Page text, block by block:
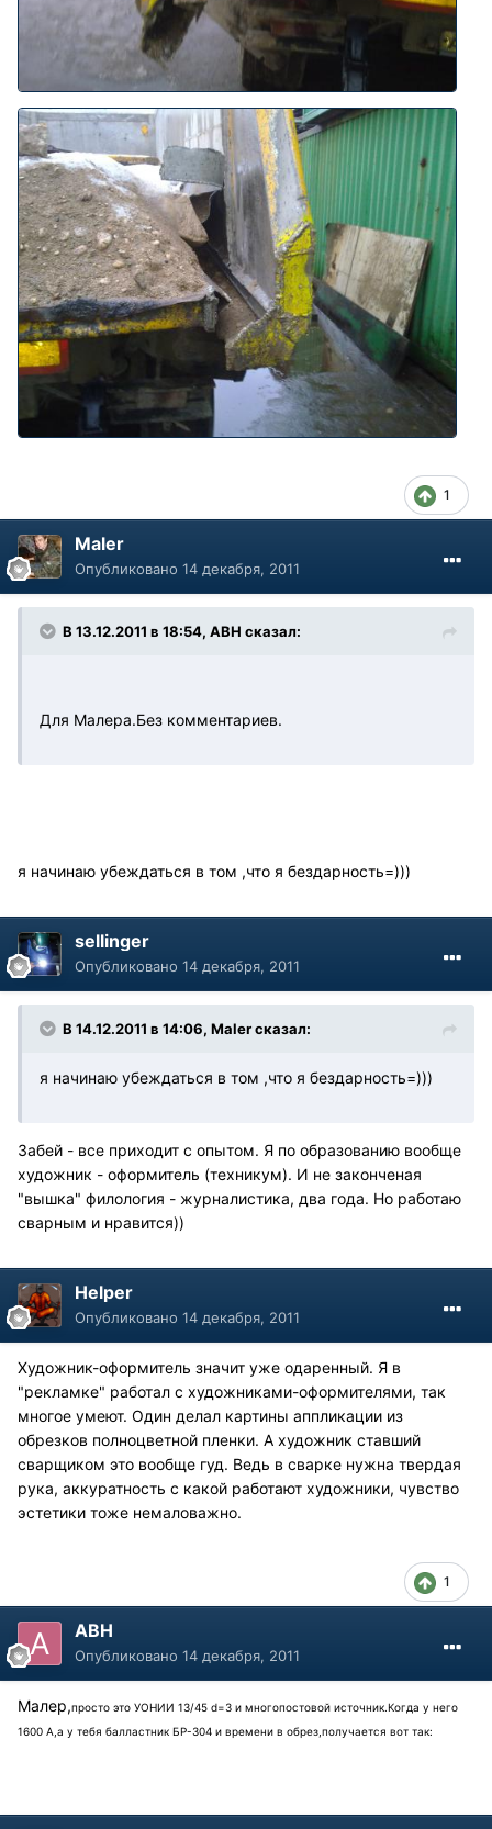
1
Maler
Опубликовано 14 декабря, 2011
В 13.12.2011 в 18:54, АВН сказал:
Для Малера.Без комментариев.
я начинаю убеждаться в том ,что я бездарность=)))
sellinger
Опубликовано 14 декабря, 2011
В 14.12.2011 в 14:06, Maler сказал:
я начинаю убеждаться в том ,что я бездарность=)))
Забей - все приходит с опытом. Я по образованию вообще
художник - оформитель (техникум). И не законченая
"вышка" филология - журналистика, два года. Но работаю
сварным и нравится))
Helper
Опубликовано 14 декабря, 2011
Художник-оформитель значит уже одаренный. Я в
"рекламке" работал с художниками-оформителями, так
многое умеют. Один делал картины аппликации из
обрезков полноцветной пленки. А художник ставший
сварщиком это вообще гуд. Ведь в сварке нужна твердая
рука, аккуратность с какой работают художники, чувство
эстетики тоже немаловажно.
1
АВН
Опубликовано 14 декабря, 2011
Малер,просто это УОНИИ 13/45 d=3 и многопостовой источник.Когда у него
1600 А,а у тебя балластник БР-304 и времени в обрез,получается вот так: